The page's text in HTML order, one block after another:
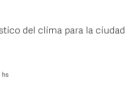
del clima para la ciudad
hs